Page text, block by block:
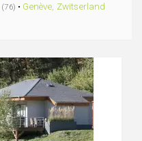
(76) • Genève, Zwitserland